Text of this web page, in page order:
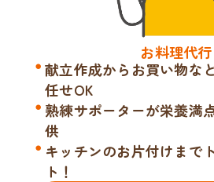
お料理代行
献立作成からお買い物な
任せOK
熟練サポーターが栄養満
供
キッチンのお片付けまで
ト！